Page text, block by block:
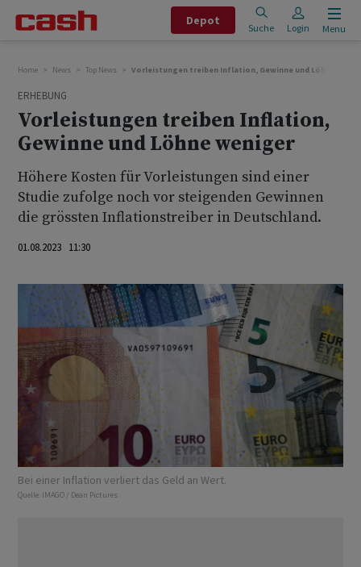
Depot
Suche Login Menu
Home News Top News Vorleistungen treiben Inflation, Gewinne und Löhne
ERHEBUNG
Vorleistungen treiben Inflation,
Gewinne und Löhne weniger
Höhere Kosten für Vorleistungen sind einer
Studie zufolge noch vor steigenden Gewinnen
die grössten Inflationstreiber in Deutschland.
01.08.2023 11:30
Bei einer Inflation verliert das Geld an Wert.
Quelle: IMAGO / Dean Pictures